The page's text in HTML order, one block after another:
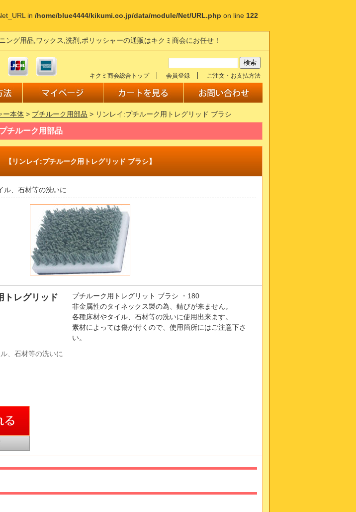
in /home/blue4444/kikumi.co.jp/data/module/Net/URL.php on line 122
グ用品,ワックス,洗剤,ポリッシャーの通販はキクミ商会にお任せ！
キクミ商会総合トップ 会員登録 ご注文・お支払方法
ー本体 > プチルーク用部品 > リンレイ:プチルーク用トレグリッド ブラシ
チルーク用部品
【リンレイ:プチルーク用トレグリッド ブラシ】
ル、石材等の洗いに
トレグリッド
、石材等の洗いに
プチルーク用トレグリット ブラシ ・180
非金属性のタイネックス製の為、錆びが来ません。
各種床材やタイル、石材等の洗いに使用出来ます。
素材によっては傷が付くので、使用箇所にはご注意下さ
い。